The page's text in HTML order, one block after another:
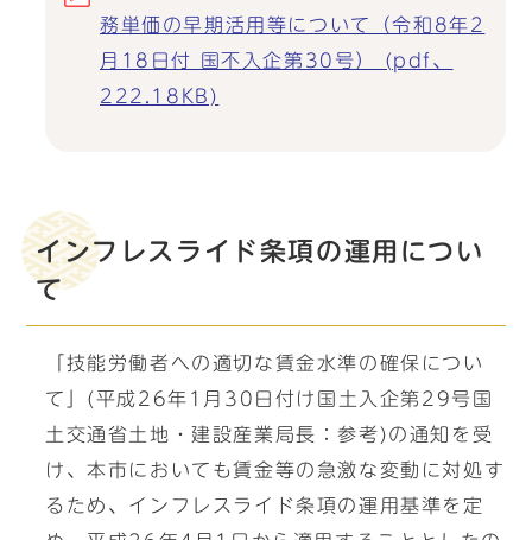
務単価の早期活用等について（令和8年2
月18日付 国不入企第30号） (pdf、
222.18KB)
インフレスライド条項の運用につい
て
「技能労働者への適切な賃金水準の確保につい
て」(平成26年1月30日付け国土入企第29号国
土交通省土地・建設産業局長：参考)の通知を受
け、本市においても賃金等の急激な変動に対処す
るため、インフレスライド条項の運用基準を定